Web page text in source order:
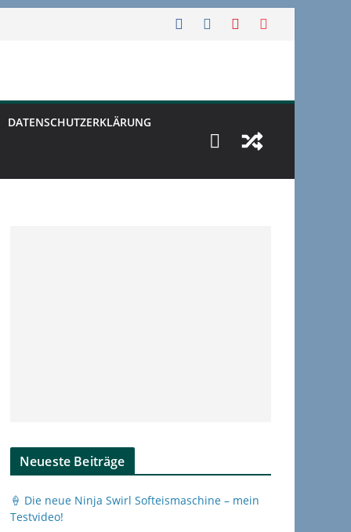
DATENSCHUTZERKLÄRUNG
Neueste Beiträge
🍦 Die neue Ninja Swirl Softeismaschine – mein
Testvideo!